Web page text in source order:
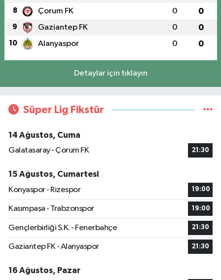
8 Çorum FK 0 0
9 Gaziantep FK 0 0
10 Alanyaspor 0 0
Detaylar için tıklayın
Süper Lig Fikstür
14 Ağustos, Cuma
Galatasaray - Çorum FK
21:30
15 Ağustos, Cumartesi
Konyaspor - Rizespor
19:00
Kasımpaşa - Trabzonspor 19:00
Gençlerbirliği S.K. - Fenerbahçe 21:30
Gaziantep FK - Alanyaspor 21:30
16 Ağustos, Pazar